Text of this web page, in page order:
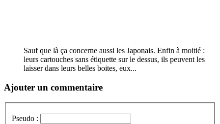
Sauf que là ça concerne aussi les Japonais. Enfin à moitié :
leurs cartouches sans étiquette sur le dessus, ils peuvent les
laisser dans leurs belles boites, eux...
Ajouter un commentaire
Pseudo :